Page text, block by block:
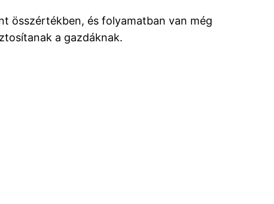
összértékben, és folyamatban van még
a gazdáknak.